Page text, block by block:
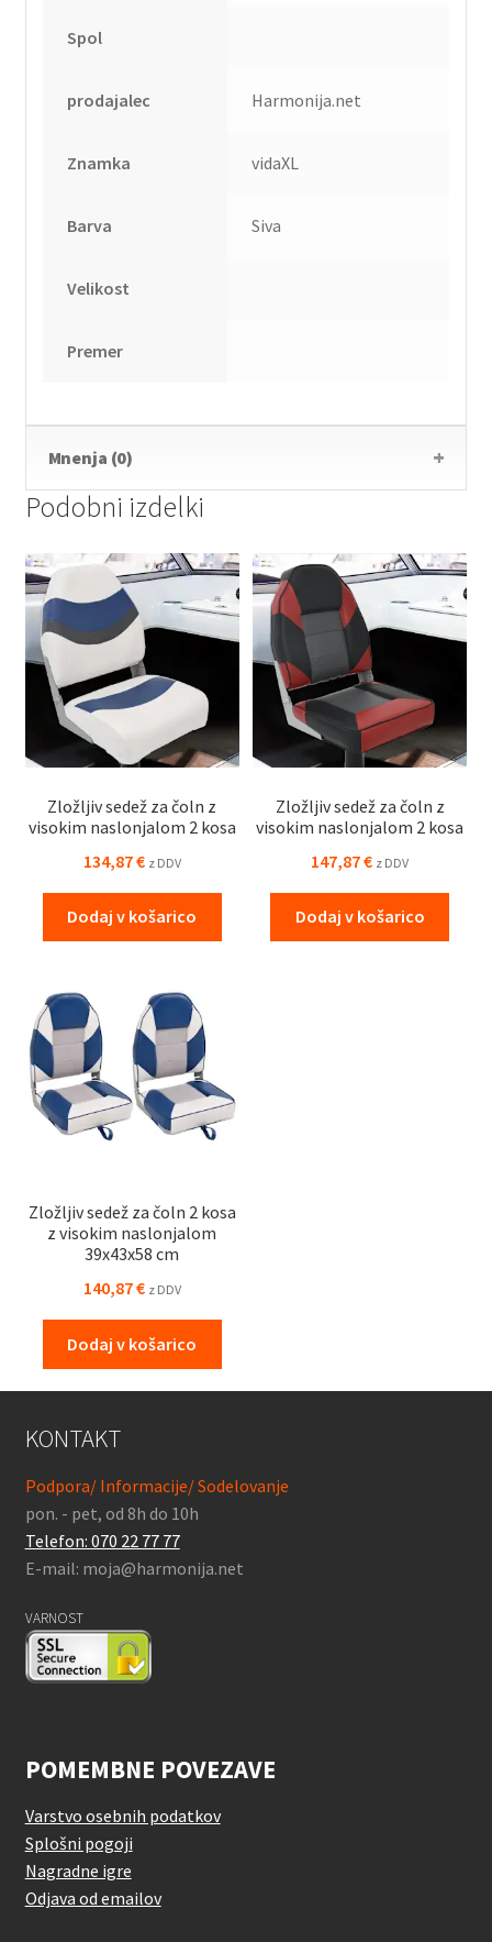
Spol
prodajalec Harmonija.net
Znamka vidaXL
Barva Siva
Velikost
Premer
Mnenja (0)
Podobni izdelki
Zložljiv sedež za čoln z
visokim naslonjalom 2 kosa
134,87€ z DDV
Dodaj v košarico
Zložljiv sedež za čoln z
visokim naslonjalom 2 kosa
147,87€ z DDV
Dodaj v košarico
Zložljiv sedež za čoln 2 kosa
z visokim naslonjalom
39x43x58 cm
140,87€ z DDV
Dodaj v košarico
KONTAKT
Podpora/ Informacije/ Sodelovanje
pon. - pet, od 8h do 10h
Telefon: 070 22 77 77
E-mail: moja@harmonija.net
VARNOST
POMEMBNE POVEZAVE
Varstvo osebnih podatkov
Splošni pogoji
Nagradne igre
Odjava od emailov